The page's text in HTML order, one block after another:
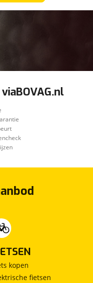
kopen
fietsen